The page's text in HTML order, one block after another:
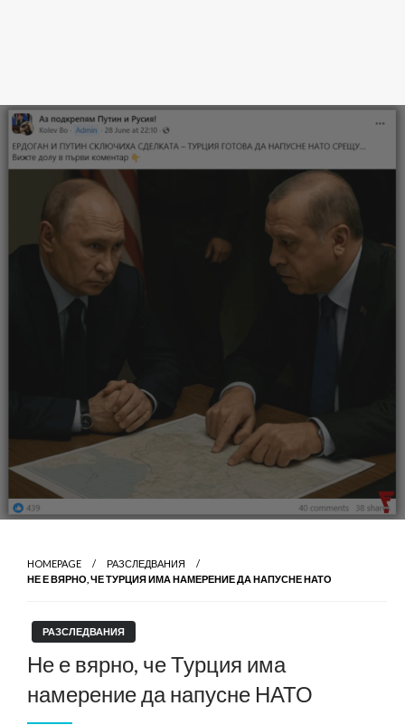
HOMEPAGE
РАЗСЛЕДВАНИЯ
НЕ Е ВЯРНО, ЧЕ ТУРЦИЯ ИМА НАМЕРЕНИЕ ДА НАПУСНЕ НАТО
РАЗСЛЕДВАНИЯ
Не е вярно, че Турция има
намерение да напусне НАТО